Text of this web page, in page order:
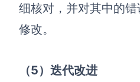
细核对，并对其中的
修改。
（5）迭代改进